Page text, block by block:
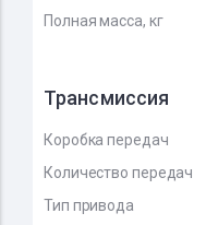
Полная масса, кг
Трансмиссия
Коробка передач
Количество передач
Тип привода